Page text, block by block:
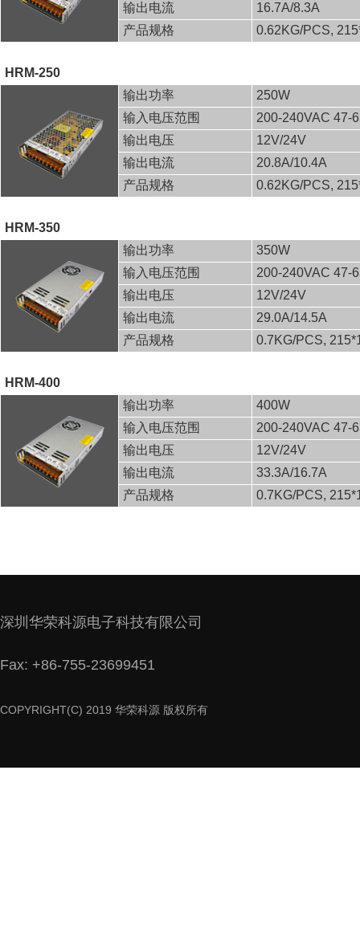
输出电流
16.7A/8.3A
产品规格
0.62KG/PCS,
HRM-250
输出功率
250W
输入电压范围
200-240VAC 47-
输出电压
12V/24V
输出电流
20.8A/10.4A
产品规格
0.62KG/PCS,
HRM-350
输出功率
350W
输入电压范围
200-240VAC 47-
输出电压
12V/24V
输出电流
29.0A/14.5A
产品规格
0.7KG/PCS,
HRM-400
输出功率
400W
输入电压范围
200-240VAC 47-
输出电压
12V/24V
输出电流
33.3A/16.7A
产品规格
0.7KG/PCS,
深圳华荣科源电子科技有限公司
Fax: +86-755-23699451
COPYRIGHT(C) 2019 华荣科源 版权所有